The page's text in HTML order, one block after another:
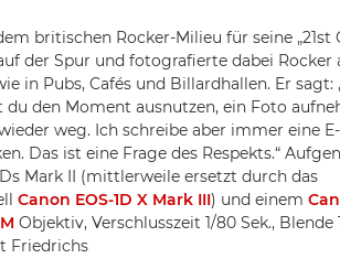
britischen Rocker-Milieu für seine „21st
der Spur und fotografierte dabei Rocker
in Pubs, Cafés und Billardhallen. Er sagt:
du den Moment ausnutzen, ein Foto
weg. Ich schreibe aber immer eine
Das ist eine Frage des Respekts.“
Mark II (mittlerweile ersetzt durch das
Canon EOS-1D X Mark III) und einem
Objektiv, Verschlusszeit 1/80 Sek., Blende
Friedrichs